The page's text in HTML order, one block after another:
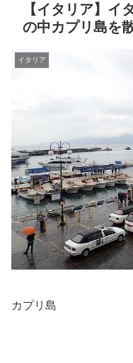
【イタリア】
の中カプリ島を
イタリア
カプリ島